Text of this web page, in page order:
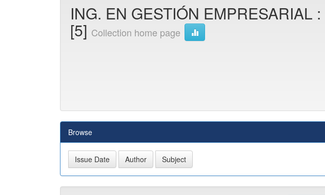
ING. EN GESTIÓN EMPRESARIAL :
[5] Collection home page
Browse